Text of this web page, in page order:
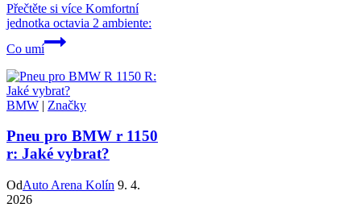
Přečtěte si více Komfortní
jednotka octavia 2 ambiente:
Co umí
BMW | Značky
Pneu pro BMW r 1150
r: Jaké vybrat?
OdAuto Arena Kolín 9. 4.
2026